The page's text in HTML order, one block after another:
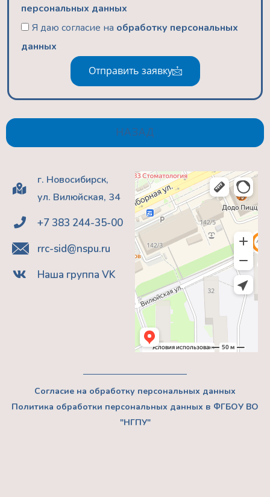
персональных данных
Я даю согласие на обработку персональных
данных
Отправить заявку
НАЗАД
г. Новосибирск,
ул. Вилюйская, 34
+7 383 244-35-00
rrc-sid@nspu.ru
Наша группа VK
Согласие на обработку персональных данных
Политика обработки персональных данных в ФГБОУ ВО
"НГПУ"